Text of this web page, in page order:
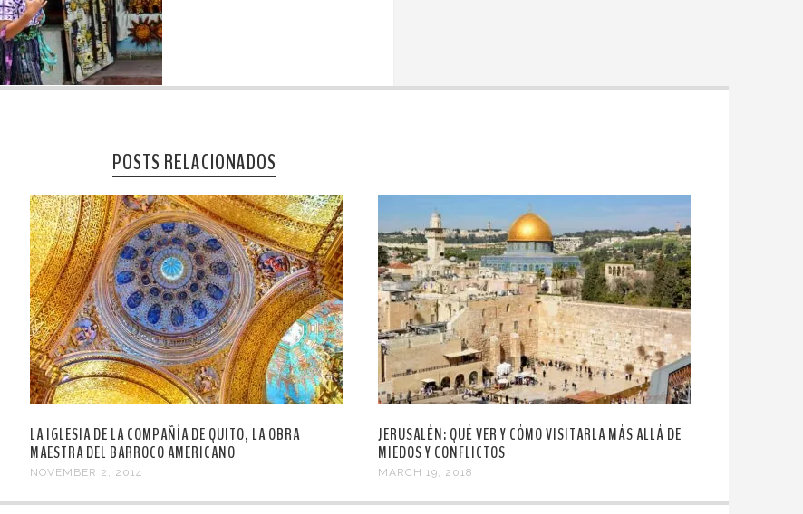
POSTS RELACIONADOS
LA IGLESIA DE LA COMPAÑÍA DE QUITO, LA OBRA
MAESTRA DEL BARROCO AMERICANO
NOVEMBER 2, 2014
JERUSALÉN: QUÉ VER Y CÓMO VISITARLA MÁS ALLÁ DE
MIEDOS Y CONFLICTOS
MARCH 19, 2018